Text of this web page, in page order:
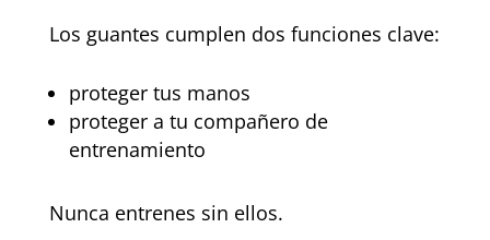
Los guantes cumplen dos funciones clave:
proteger tus manos
proteger a tu compañero de
entrenamiento
Nunca entrenes sin ellos.